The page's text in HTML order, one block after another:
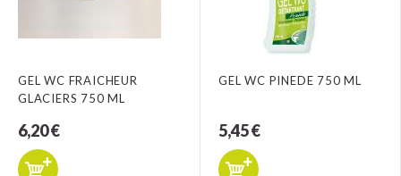
GEL WC FRAICHEUR
GLACIERS 750 ML
6,20 €
GEL WC PINEDE 750 ML
5,45 €